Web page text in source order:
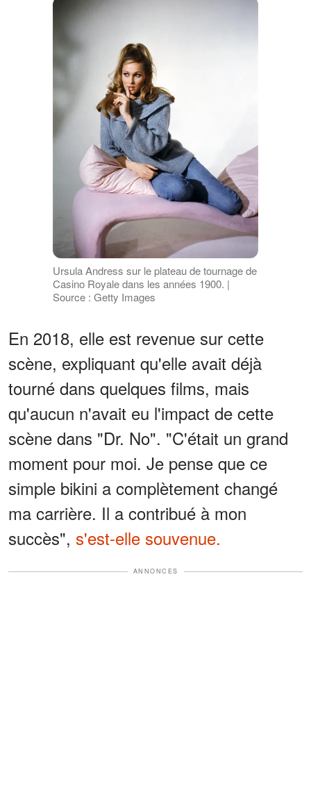
Ursula Andress sur le plateau de tournage de
Casino Royale dans les années 1900. |
Source : Getty Images
En 2018, elle est revenue sur cette
scène, expliquant qu'elle avait déjà
tourné dans quelques films, mais
qu'aucun n'avait eu l'impact de cette
scène dans "Dr. No". "C'était un grand
moment pour moi. Je pense que ce
simple bikini a complètement changé
ma carrière. Il a contribué à mon
succès", s'est-elle souvenue.
ANNONCES